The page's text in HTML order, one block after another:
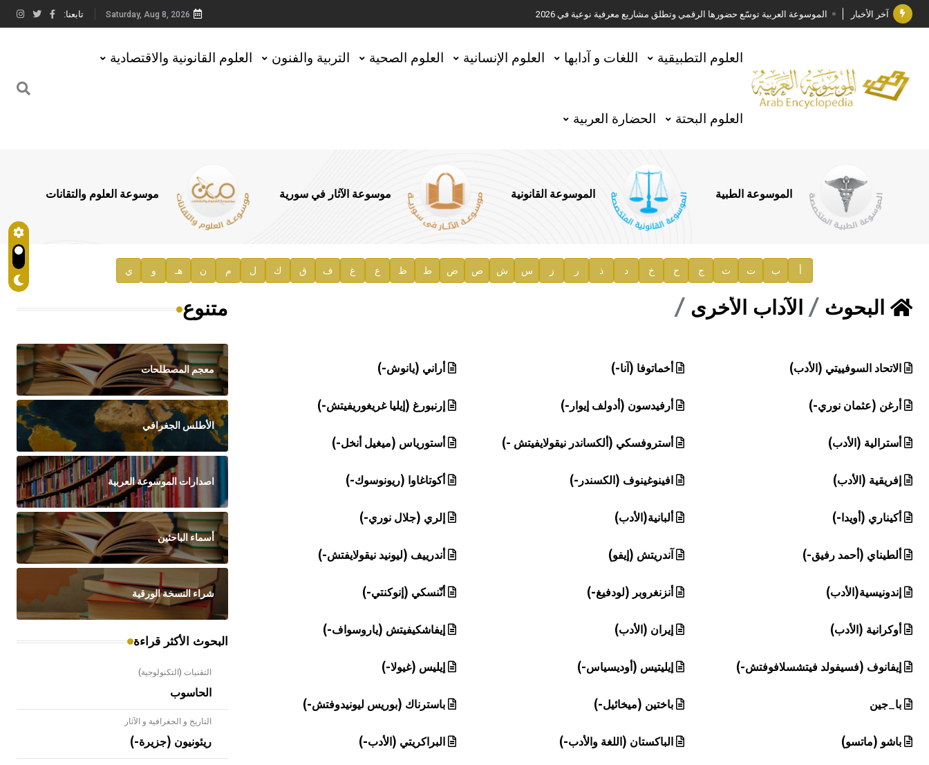
آخر الأخبار الموسوعة العربية توسّع حضورها الرقمي وتطلق مشاريع معرفية نوعية في 2026
جائزة مجمع الملك سلمان العالمي للغة العربية 2025
الأستاذ إياد خالد الطباع مدير عام لهيئة الموسوعة العربية
السيد محمد ياسين صالح وزيرا للثقافة
توصيات مجلس الإدارة
صدور المجلد السابع من موسوعة الآثار في سورية
إعلان..
هيئة الموسوعة العربية تطلق موسوعات جديدة في عام 2026
Saturday, Aug 8, 2026 تابعنا:
العلوم التطبيقية اللغات و آدابها العلوم الإنسانية العلوم الصحية التربية والفنون العلوم القانونية والاقتصادية
العلوم البحتة الحضارة العربية
الموسوعة الطبية الموسوعة القانونية موسوعة الآثار في سورية موسوعة العلوم والتقانات
أ ب ت ث ج ح خ د ذ ر ز س ش ص ض ط ظ ع غ ف ق ك ل م ن هـ و ي
البحوث الآداب الأخرى
الاتحاد السوفييتي (الأدب) أخماتوفا (آنا-) أراني (يانوش-)
أرغن (عثمان نوري-) أرفيدسون (أدولف إيوار-) إرنبورغ (إيليا غريغوريفيتش-)
أسترالية (الأدب) أستروفسكي (ألكساندر نيقولايفيتش -) أستورياس (ميغيل أنخل-)
إفريقية (الأدب) افينوغينوف (الكسندر-) أكوتاغاوا (ريونوسوك-)
أكيناري (أويدا-) ألبانية(الأدب) إلري (جلال نوري-)
ألطيناي (أحمد رفيق-) آندريتش (إيفو) أندرييف (ليونيد نيقولايفتش-)
إندونيسية(الأدب) أنزنغروبر (لودفيغ-) أنّنسكي (إنوكنتي-)
أوكرانية (الأدب) إيران (الأدب) إيفاشكيفيتش (ياروسواف-)
إيفانوف (فسيفولد فيتشسلافوفتش-) إيليتيس (أوديسياس-) إيليس (غيولا-)
با_جين باختين (ميخائيل-) باسترناك (بوريس ليونيدوفتش-)
باشو (ماتسو) الباكستان (اللغة والأدب-) البراكريتي (الأدب-)
متنوع
معجم المصطلحات
الأطلس الجغرافي
اصدارات الموسوعة العربية
أسماء الباحثين
شراء النسخة الورقية
البحوث الأكثر قراءة
التقنيات (التكنولوجية)
الحاسوب
التاريخ و الجغرافية و الآثار
ريئونيون (جزيرة-)